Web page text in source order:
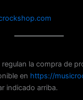
la compra de
en https://
indicado arriba.